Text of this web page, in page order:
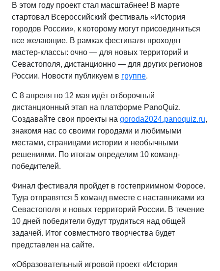
В этом году проект стал масштабнее! В марте
стартовал Всероссийский фестиваль «История
городов России», к которому могут присоединиться
все желающие. В рамках фестиваля проходят
мастер-классы: очно — для новых территорий и
Севастополя, дистанционно — для других регионов
России. Новости публикуем в группе.
С 8 апреля по 12 мая идёт отборочный
дистанционный этап на платформе PanoQuiz.
Создавайте свои проекты на goroda2024.panoquiz.ru,
знакомя нас со своими городами и любимыми
местами, страницами истории и необычными
решениями. По итогам определим 10 команд-
победителей.
Финал фестиваля пройдет в гостеприимном Форосе.
Туда отправятся 5 команд вместе с наставниками из
Севастополя и новых территорий России. В течение
10 дней победители будут трудиться над общей
задачей. Итог совместного творчества будет
представлен на сайте.
«Образовательный игровой проект «История